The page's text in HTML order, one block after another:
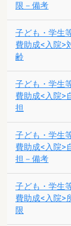
限－備考
子ども・学生
費助成<入院>
齢
子ども・学生
費助成<入院>
担
子ども・学生
費助成<入院>
担－備考
子ども・学生
費助成<入院>
限